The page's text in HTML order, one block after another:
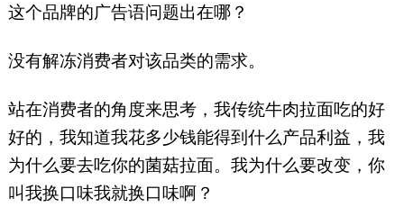
这个品牌的广告语问题出在哪？
没有解冻消费者对该品类的需求。
站在消费者的角度来思考，我传统牛肉拉面吃的好
好的，我知道我花多少钱能得到什么产品利益，我
为什么要去吃你的菌菇拉面。我为什么要改变，你
叫我换口味我就换口味啊？